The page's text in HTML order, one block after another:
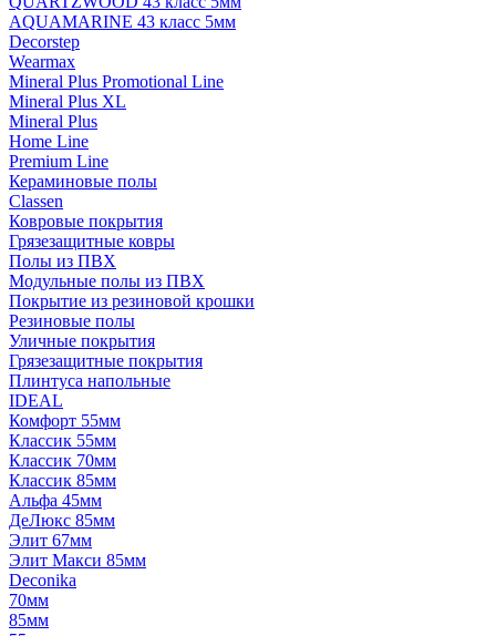
AQUAMARINE 43 класс 5мм
Decorstep
Wearmax
Mineral Plus Promotional Line
Mineral Plus XL
Mineral Plus
Home Line
Premium Line
Кераминовые полы
Classen
Ковровые покрытия
Грязезащитные ковры
Полы из ПВХ
Модульные полы из ПВХ
Покрытие из резиновой крошки
Резиновые полы
Уличные покрытия
Грязезащитные покрытия
Плинтуса напольные
IDEAL
Комфорт 55мм
Классик 55мм
Классик 70мм
Классик 85мм
Альфа 45мм
ДеЛюкс 85мм
Элит 67мм
Элит Макси 85мм
Deconika
70мм
85мм